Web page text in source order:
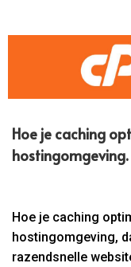
Hoe je caching
hostingomgeving.​
Hoe je caching
hostingomgeving,
razendsnelle